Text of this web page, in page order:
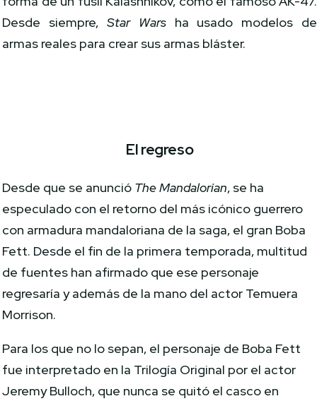
Desde siempre, Star Warsha usado modelos de
armas reales para crear sus armas bláster.
El regreso
Desde que se anunció The Mandalorian, se ha
especulado con el retorno del más icónico guerrero
con armadura mandaloriana de la saga, el gran Boba
Fett. Desde el fin de la primera temporada, multitud
de fuentes han afirmado que ese personaje
regresaría y además de la mano del actor Temuera
Morrison.
Para los que no lo sepan, el personaje de Boba Fett
fue interpretado en la Trilogía Original por el actor
Jeremy Bulloch, que nunca se quitó el casco en